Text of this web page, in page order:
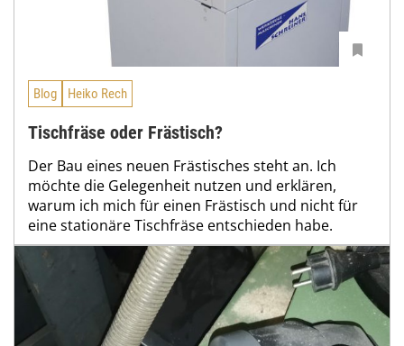
Blog Heiko Rech
Tischfräse oder Frästisch?
Der Bau eines neuen Frästisches steht an. Ich
möchte die Gelegenheit nutzen und erklären,
warum ich mich für einen Frästisch und nicht für
eine stationäre Tischfräse entschieden habe.